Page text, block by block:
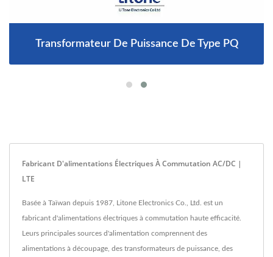
Transformateur De Puissance De Type PQ
Fabricant D'alimentations Électriques À Commutation AC/DC |
LTE
Basée à Taïwan depuis 1987, Litone Electronics Co., Ltd. est un
fabricant d'alimentations électriques à commutation haute efficacité.
Leurs principales sources d'alimentation comprennent des
alimentations à découpage, des transformateurs de puissance, des